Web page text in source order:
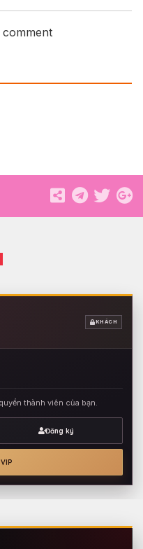
comment
KHÁCH
thành viên của bạn.
Đăng ký